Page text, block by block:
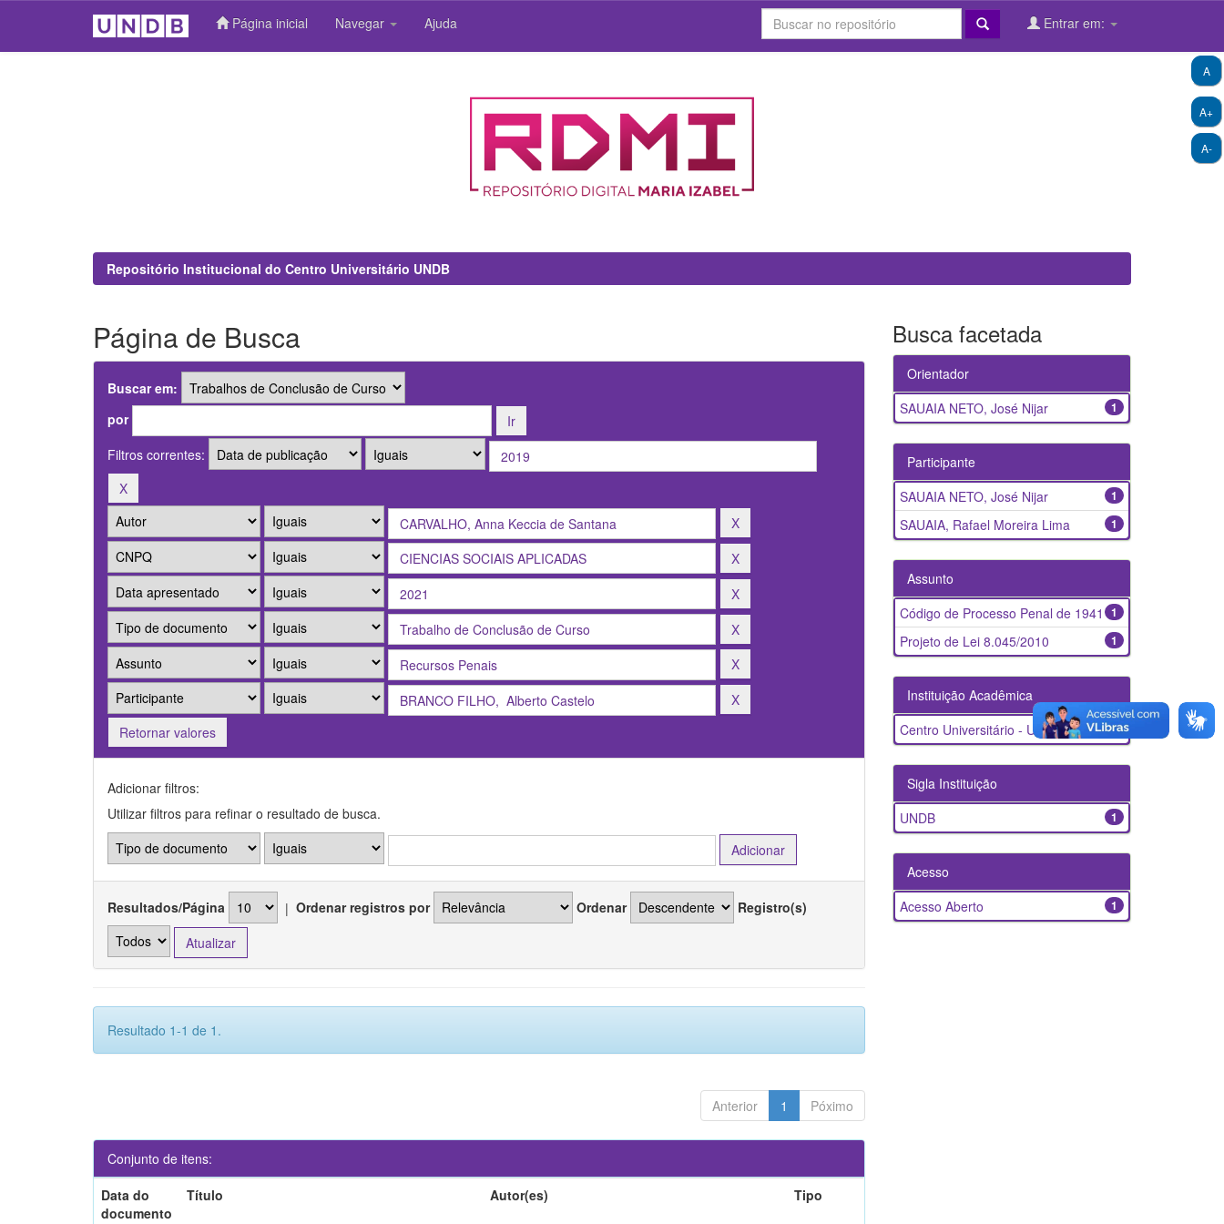
Página inicial Navegar Ajuda Entrar em:
A+
A-
A
Repositório Institucional do Centro Universitário UNDB
Página de Busca
Buscar em:
por
Filtros correntes:
Retornar valores
Adicionar filtros:
Utilizar filtros para refinar o resultado de busca.
Resultados/Página | Ordenar registros por Ordenar Registro(s)
Resultado 1-1 de 1.
Anterior 1 Póximo
Conjunto de itens:
Data do
documento
Título Autor(es) Tipo
Busca facetada
Orientador
1
SAUAIA NETO, José Nijar
Participante
1
SAUAIA NETO, José Nijar
1
SAUAIA, Rafael Moreira Lima
Assunto
1
Código de Processo Penal de 1941
1
Projeto de Lei 8.045/2010
Instituição Acadêmica
1
Centro Universitário - UNDB
Sigla Instituição
1
UNDB
Acesso
1
Acesso Aberto